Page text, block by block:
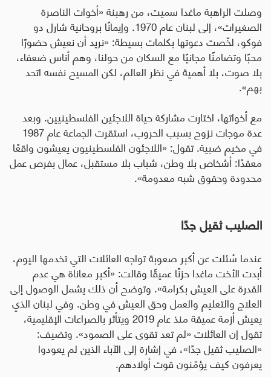
وصلت الراهبة ماغدا سميت، من رهبنة «أخوات الناصرة
الصغيرات»، إلى لبنان عام 1970. وإيمانًا بروحانية شارل دو
فوكو، لخّصت دعوتها بكلمات بسيطة: «نريد أن نعيش حضورًا
محبًا وتضامنًا مجانيًا مع السكان من حولنا، وهم أناس ضعفاء،
بلا صوت، بلا أهمية في نظر العالم، لكن المسيح نفسه اتحد
بهم».
مع أخواتها، اختارت مشاركة حياة اللاجئين الفلسطينيين. وبعد
عدة موجات نزوح بسبب الحروب، استقرت الجماعة عام 1987
في مخيم ضبية. تقول: «اللاجئون الفلسطينيون يعيشون واقعًا
معقدًا: أشخاص بلا وطن، شباب بلا مستقبل، عمال بفرص عمل
محدودة وحقوق شبه معدومة».
الصليب ثقيل جدًا
عندما سُئلت عن أكبر صعوبة تواجه العائلات التي تخدمها اليوم،
أبدت الأخت ماغدا حزنًا عميقًا وقالت: «أكبر معاناة هي عدم
القدرة على العيش بكرامة». وتوضح أن ذلك يشمل الوصول إلى
العلاج والتعليم والعمل وحق العيش في وطن. وفي لبنان الذي
يعيش أزمة عميقة منذ عام 2019 ويتأثر بالصراعات الإقليمية،
تقول إن العائلات «لم تعد تقوى على الصمود». وتضيف:
«الصليب ثقيل جدًا»، في إشارة إلى الآباء الذين لم يعودوا
يعرفون كيف يؤمّنون قوت أولادهم.